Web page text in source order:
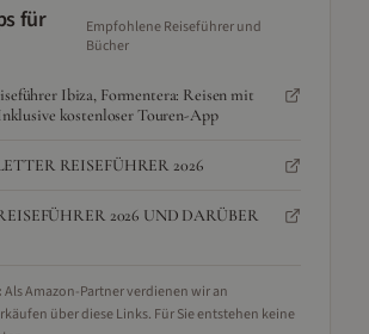
für
Empfohlene Reiseführer und
Bücher
Ibiza, Formentera: Reisen mit
kostenloser Touren-App
REISEFÜHRER 2026
2026 UND DARÜBER
Als Amazon-Partner verdienen wir an
über diese Links. Für Sie entstehen keine